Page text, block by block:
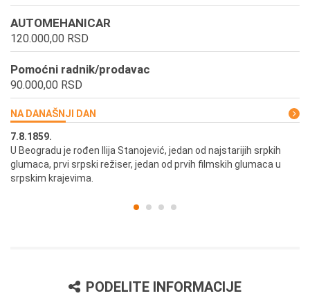
AUTOMEHANICAR
120.000,00 RSD
Pomoćni radnik/prodavac
90.000,00 RSD
NA DANAŠNJI DAN
7.8.1859.
U Beogradu je rođen Ilija Stanojević, jedan od najstarijih srpkih
glumaca, prvi srpski režiser, jedan od prvih filmskih glumaca u
srpskim krajevima.
PODELITE INFORMACIJE